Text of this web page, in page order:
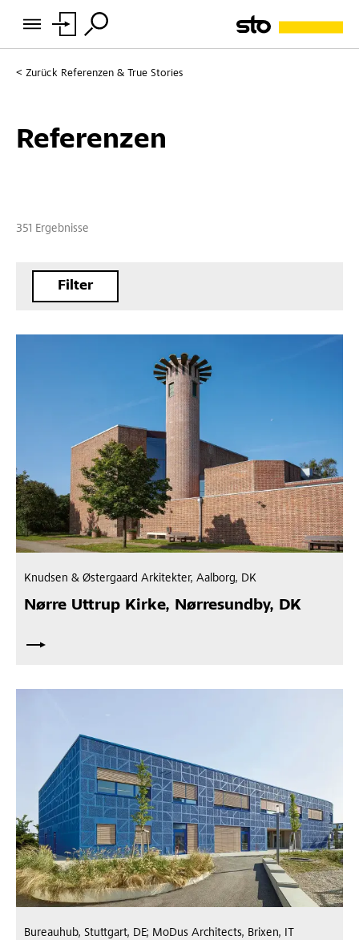
Zurück Referenzen & True Stories
Referenzen
351 Ergebnisse
Filter
Nørre Uttrup Kirke, Nørresundby, DK
Knudsen & Østergaard Arkitekter, Aalborg, DK
Bureauhub, Stuttgart, DE; MoDus Architects, Brixen, IT